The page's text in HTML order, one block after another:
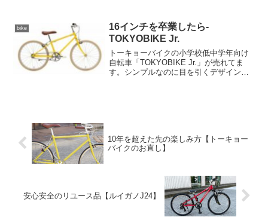
う言うと乗りにくいのではと思われるか
もしれませんが、...
bike
16インチを卒業したら-
TOKYOBIKE Jr.
トーキョーバイクの小学校低中学年向け
自転車「TOKYOBIKE Jr.」が売れてま
す。シンプルなのに目を引くデザイン
10年を超えた先の楽しみ方【トーキョー
バイクのお直し】
安心安全のリユース品【ルイガノJ24】